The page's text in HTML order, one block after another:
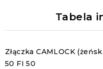
Tabela
Złączka CAMLOCK
50 FI 50